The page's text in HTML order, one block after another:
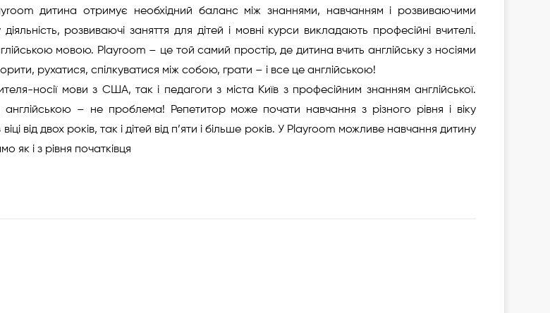
дитина отримує необхідний баланс між знаннями, навчанням і розвиваючими
розвиваючі заняття для дітей і мовні курси викладають професійні вчителі.
мовою. Playroom – це той самий простір, де дитина вчить англійську з носіями
рухатися, спілкуватися між собою, грати – і все це англійською!
носії мови з США, так і педагоги з міста Київ з професійним знанням англійської.
англійською – не проблема! Репетитор може почати навчання з різного рівня і віку
від двох років, так і дітей від п’яти і більше років. У Playroom можливе навчання дитину
як і з рівня початківця